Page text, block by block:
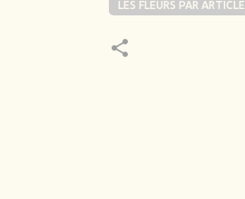
LES FLEURS PAR ARTICLE